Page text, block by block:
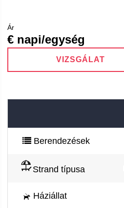
Ár
€ napi/egység
VIZSGÁLAT
Berendezések
Strand típusa
Háziállat